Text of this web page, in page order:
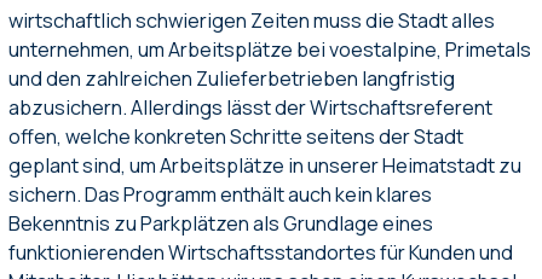
wirtschaftlich schwierigen Zeiten muss die Stadt alles
unternehmen, um Arbeitsplätze bei voestalpine, Primetals
und den zahlreichen Zulieferbetrieben langfristig
abzusichern. Allerdings lässt der Wirtschaftsreferent
offen, welche konkreten Schritte seitens der Stadt
geplant sind, um Arbeitsplätze in unserer Heimatstadt zu
sichern. Das Programm enthält auch kein klares
Bekenntnis zu Parkplätzen als Grundlage eines
funktionierenden Wirtschaftsstandortes für Kunden und